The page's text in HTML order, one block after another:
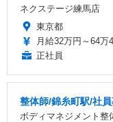
ネクステージ練馬店
東京都
月給32万円～64万
正社員
整体師/錦糸町駅/社
ボディマネジメント整